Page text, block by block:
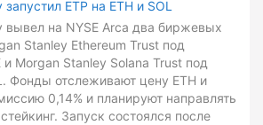
ETP на ETH и SOL
вывел на NYSE Arca два биржевых
Stanley Ethereum Trust под
и Morgan Stanley Solana Trust под
Фонды отслеживают цену ETH и
0,14% и планируют направлять
Запуск состоялся после